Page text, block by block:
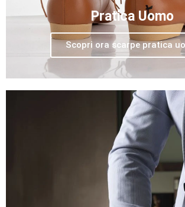
Pratica Uomo
Scopri ora scarpe pratica